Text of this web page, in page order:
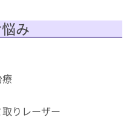
み
りレーザー